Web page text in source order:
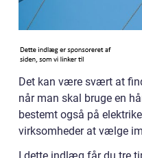
Det kan være svært at
når man skal bruge en
bestemt også på
virksomheder at vælge